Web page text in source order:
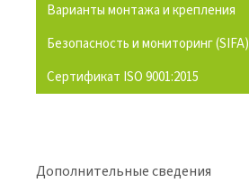
Варианты монтажа и крепления
Безопасность и мониторинг (SIFA)
Сертификат ISO 9001:2015
Дополнительные сведения